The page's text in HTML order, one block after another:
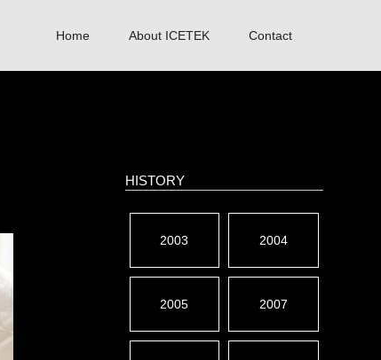
Home About ICETEK Contact
HISTORY
2003 2004
2005 2007